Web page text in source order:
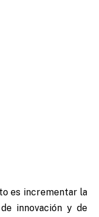
es incrementar la
innovación y de